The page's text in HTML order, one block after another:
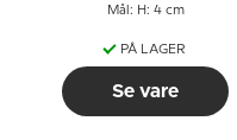
Mål: H: 4 cm
PÅ LAGER
Se vare